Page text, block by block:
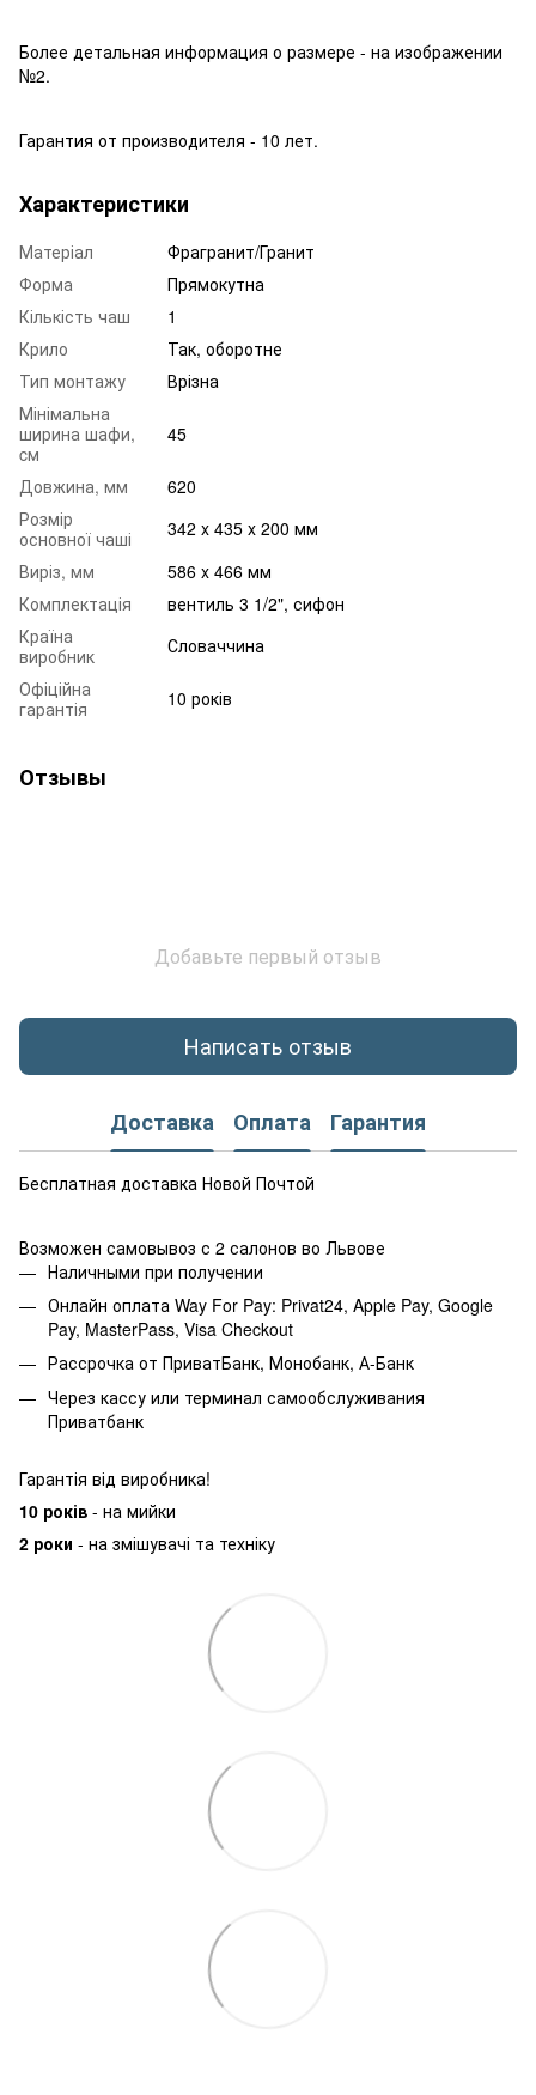
Более детальная информация о размере - на изображении
№2.
Гарантия от производителя - 10 лет.
Характеристики
Матеріал
Фрагранит/Гранит
Форма
Прямокутна
Кількість чаш
1
Крило
Так, оборотне
Тип монтажу
Врізна
Мінімальна
ширина шафи,
cм
45
Довжина, мм
620
Розмір
основної чаші
342 x 435 x 200 мм
Виріз, мм
586 x 466 мм
Комплектація
вентиль 3 1/2", сифон
Країна
виробник
Словаччина
Офіційна
гарантія
10 років
Отзывы
Добавьте первый отзыв
Написать отзыв
Доставка Оплата Гарантия
Бесплатная доставка Новой Почтой
Возможен самовывоз с 2 салонов во Львове
Наличными при получении
Онлайн оплата Way For Pay: Privat24, Apple Pay, Google
Pay, MasterPass, Visa Checkout
Рассрочка от ПриватБанк, Монобанк, А-Банк
Через кассу или терминал самообслуживания
Приватбанк
Гарантія від виробника!
10 років - на мийки
2 роки - на змішувачі та техніку